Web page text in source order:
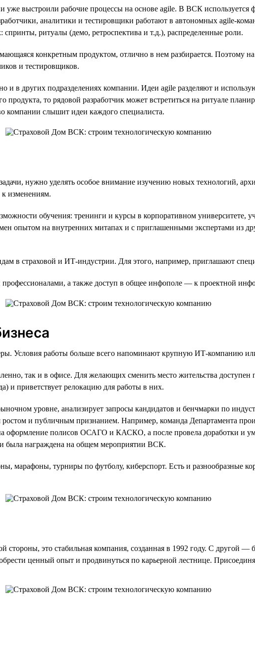
выстроили рабочие процессы на основе agile. В ВСК используется
аналитики и тестировщики работают в автономных agile-
ритуалы (демо, ретроспектива и т.д.), распределенные роли.
конкретным продуктом, отлично в нем разбирается. Поэтому
и тестировщиков.
и в других подразделениях компании. Идеи agile разделяют и
продукта, то рядовой разработчик может встретиться на ритуале
компании слышит идеи каждого специалиста.
нужно уделять особое внимание изучению новых технологий,
изменениям.
обучения: тренинги и курсы в корпоративном университете,
опытом на внутренних митапах и с приглашенными экспертами из
в страховой и ИТ-индустрии. Для этого, например, приглашают
а также доступ в общее инфополе — к проектной
Условия работы больше всего напоминают крупную ИТ-компанию
так и в офисе. Для желающих сменить место жительства
и приветствует релокацию для работы в них.
уровне, анализирует запросы кандидатов и бенчмарки по
и публичным признанием. Например, команда Департамента
оформление полисов ОСАГО и КАСКО, а после провела доработки и
награждена на общем мероприятии ВСК.
марафоны, турниры по футболу, киберспорт. Есть и разнообразные
это стабильная компания, созданная в 1992 году. С другой —
ценный опыт и продвинуться по карьерной лестнице.